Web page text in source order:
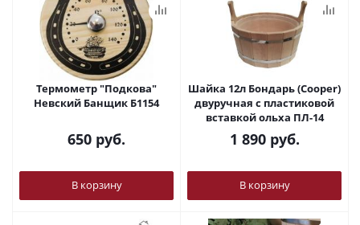
Термометр "Подкова"
Невский Банщик Б1154
650 руб.
В корзину
Шайка 12л Бондарь (Cooper)
двуручная с пластиковой
вставкой ольха ПЛ-14
1 890руб.
В корзину